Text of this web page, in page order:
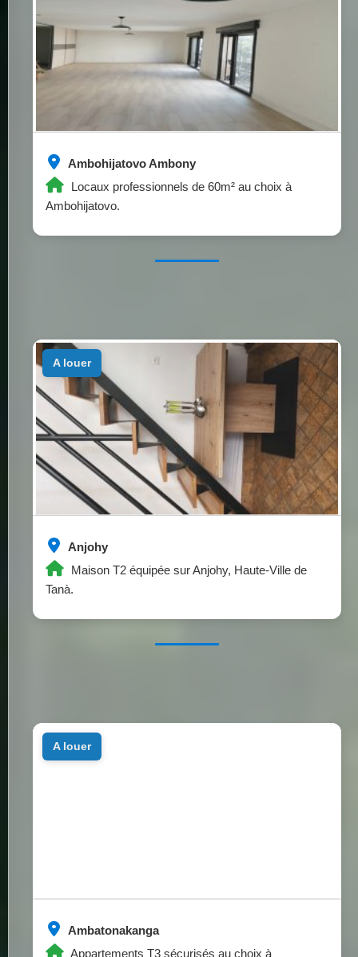
Ambohijatovo Ambony
Locaux professionnels de 60m² au choix à
Ambohijatovo.
Anjohy
Maison T2 équipée sur Anjohy, Haute-Ville de
Tanà.
a louer
Ambatonakanga
Appartements T3 sécurisés au choix à
a louer